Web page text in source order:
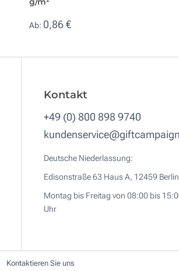
Ab: 0,86 €
Kontakt
+49 (0) 800 898 9740
Deutsche Niederlassung:
Edisonstraße 63 Haus A, 12459 Berlin
Montag bis Freitag von 08:00 bis
Uhr
Kontaktieren Sie uns